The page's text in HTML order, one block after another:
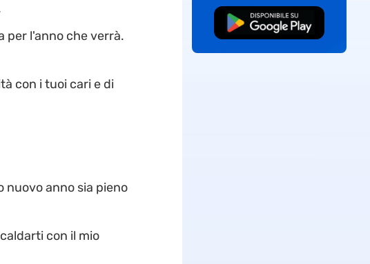
per l'anno che verrà.
con i tuoi cari e di
nuovo anno sia pieno
con il mio
Download Gratis